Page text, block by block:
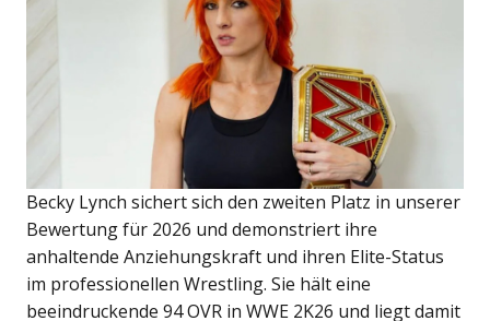
Becky Lynch sichert sich den zweiten Platz in unserer
Bewertung für 2026 und demonstriert ihre
anhaltende Anziehungskraft und ihren Elite-Status
im professionellen Wrestling. Sie hält eine
beeindruckende 94 OVR in WWE 2K26 und liegt damit